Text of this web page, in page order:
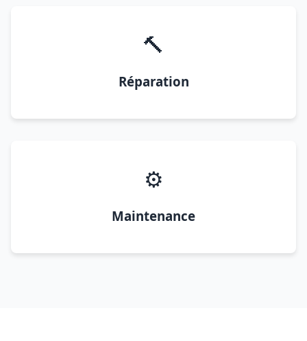
🔨
Réparation
⚙️
Maintenance